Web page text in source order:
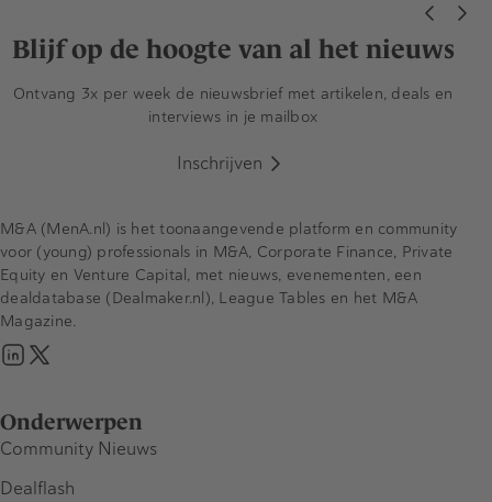
Blijf op de hoogte van al het nieuws
Ontvang 3x per week de nieuwsbrief met artikelen, deals en
interviews in je mailbox
Inschrijven
Onderwerpen
Community Nieuws
Dealflash
M&A (MenA.nl) is het toonaangevende platform en community
voor (young) professionals in M&A, Corporate Finance, Private
Equity en Venture Capital, met nieuws, evenementen, een
dealdatabase (Dealmaker.nl), League Tables en het M&A
Magazine.